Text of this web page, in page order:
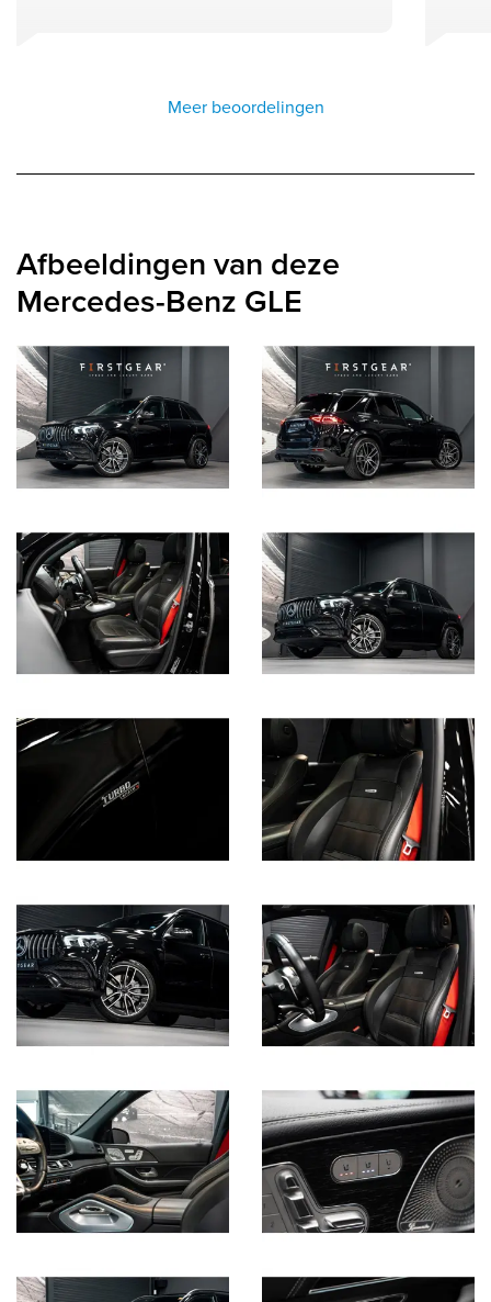
Meer beoordelingen
Afbeeldingen van deze
Mercedes-Benz GLE